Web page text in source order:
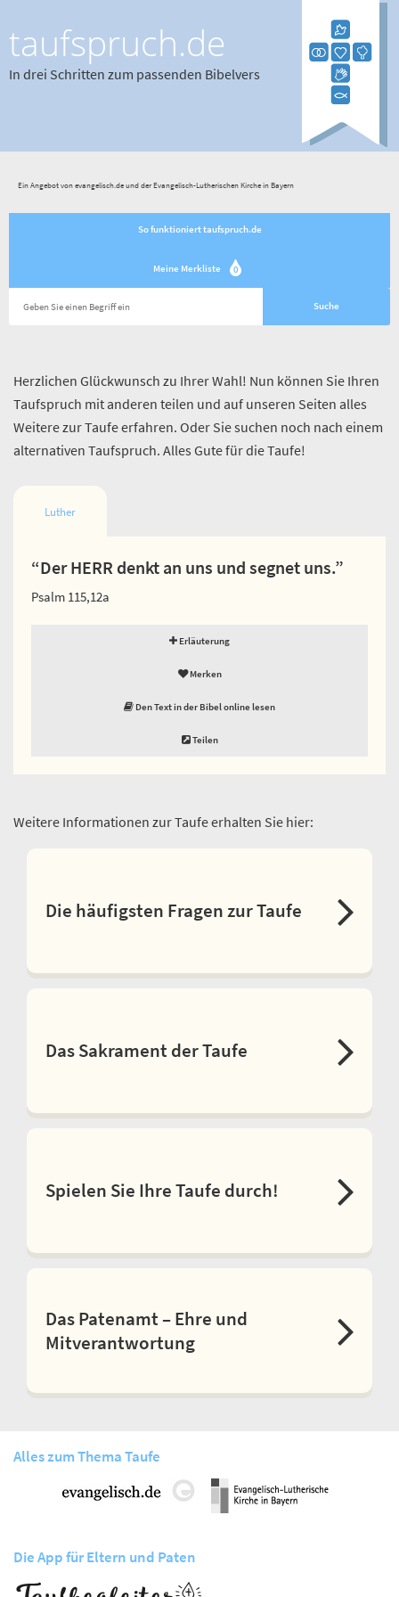
taufspruch.de
In drei Schritten zum passenden Bibelvers
Ein Angebot von evangelisch.de und der Evangelisch-Lutherischen Kirche in Bayern
So funktioniert taufspruch.de
Meine Merkliste 0
Herzlichen Glückwunsch zu Ihrer Wahl! Nun können Sie Ihren
Taufspruch mit anderen teilen und auf unseren Seiten alles
Weitere zur Taufe erfahren. Oder Sie suchen noch nach einem
alternativen Taufspruch. Alles Gute für die Taufe!
Luther
“Der HERR denkt an uns und segnet uns.”
Psalm 115,12a
Erläuterung
Merken
Den Text in der Bibel online lesen
Teilen
Weitere Informationen zur Taufe erhalten Sie hier:
Die häufigsten Fragen zur Taufe
Das Sakrament der Taufe
Spielen Sie Ihre Taufe durch!
Das Patenamt – Ehre und
Mitverantwortung
Alles zum Thema Taufe
Die App für Eltern und Paten